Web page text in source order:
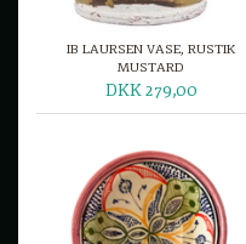
IB LAURSEN VASE, RUSTIK
MUSTARD
DKK 279,00